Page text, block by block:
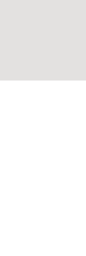
de
tot 17:00